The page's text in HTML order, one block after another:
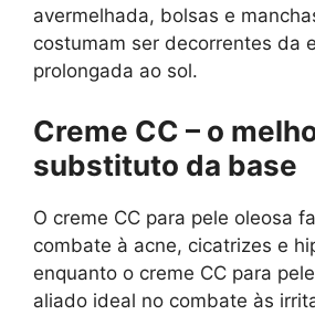
avermelhada, bolsas e
costumam ser decorrentes da
prolongada ao sol. ​
Creme CC – o
substituto da base
O creme CC para pele oleosa
combate à acne, cicatrizes e
enquanto o creme CC para
aliado ideal no combate às